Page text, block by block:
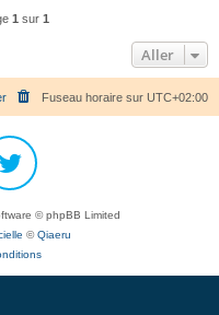
1 sur 1
Aller
Fuseau horaire sur UTC+02:00
© phpBB Limited
©Qiaeru